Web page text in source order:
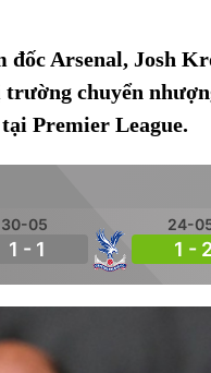
đốc Arsenal, Josh
chuyển
Premier League.
30-05
1 - 1
24-
1 -